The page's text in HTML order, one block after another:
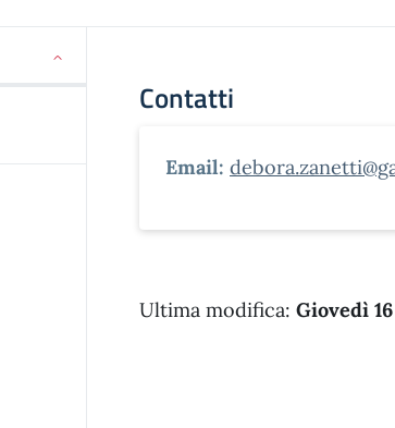
Contatti
Email:
Ultima modifica: Giovedì